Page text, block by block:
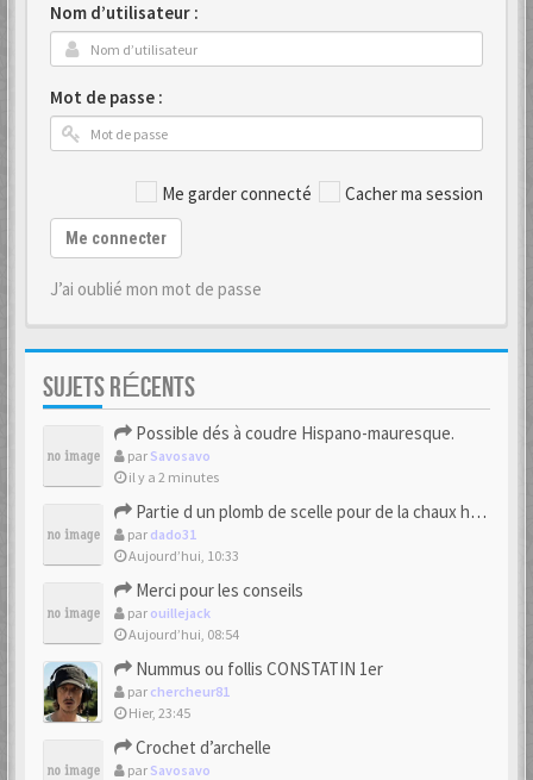
Nom d’utilisateur :
Mot de passe :
Me garder connecté Cacher ma session
Me connecter
J’ai oublié mon mot de passe
SUJETS RÉCENTS
Possible dés à coudre Hispano-mauresque.
par Savosavo
il y a 2 minutes
Partie d un plomb de scelle pour de la chaux hydraulique
par dado31
Aujourd’hui, 10:33
Merci pour les conseils
par ouillejack
Aujourd’hui, 08:54
Nummus ou follis CONSTATIN 1er
par chercheur81
Hier, 23:45
Crochet d’archelle
par Savosavo